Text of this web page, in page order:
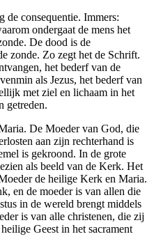
de consequentie. Immers:
ondergaat de mens het
De dood is de
zonde. Zo zegt het de Schrift.
het bederf van de
als Jezus, het bederf van
met ziel en lichaam in het
getreden.
De Moeder van God, die
aan zijn rechter­hand is
is gekroond. In de grote
als beeld van de Kerk. Het
de heilige Kerk en Maria.
en de moeder is van allen die
in de wereld brengt middels
is van alle christenen, die zij
Geest in het sacrament